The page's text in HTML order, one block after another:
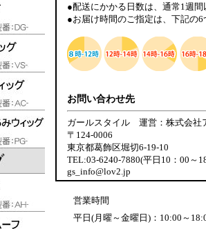
●配送にかかる日数は、通常1週
●お届け時間のご指定は、下記の
お問い合わせ先
ガールスタイル 運営：株式会社
〒124-0006
東京都葛飾区堀切6-19-10
TEL:03-6240-7880(平日10：00～
gs_info@lov2.jp
営業時間
平日(月曜～金曜日)：10:00～